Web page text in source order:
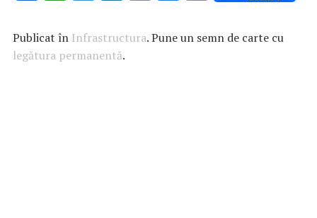
e
b
at
s
it
te
k
e
ai se
o
p
Publicat în Infrastructura. Pune un semn de carte cu
legătura permanentă.